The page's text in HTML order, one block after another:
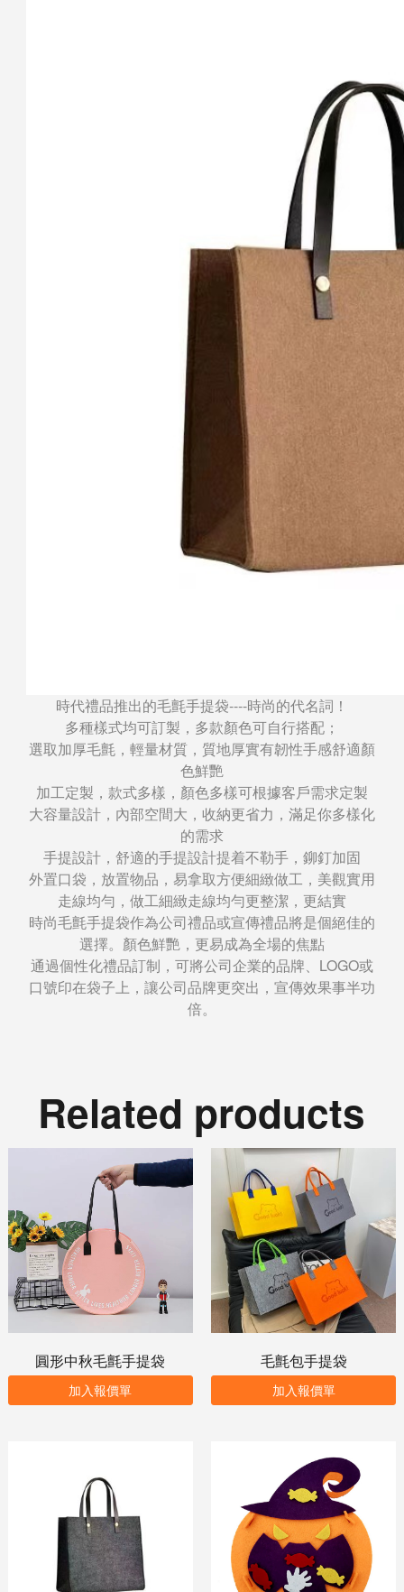
時代禮品推出的毛氈手提袋----時尚的代名詞！
多種樣式均可訂製，多款顏色可自行搭配；
選取加厚毛氈，輕量材質，質地厚實有韌性手感舒適顏
色鮮艷
加工定製，款式多樣，顏色多樣可根據客戶需求定製
大容量設計，內部空間大，收納更省力，滿足你多樣化
的需求
手提設計，舒適的手提設計提着不勒手，鉚釘加固
外置口袋，放置物品，易拿取方便細緻做工，美觀實用
走線均勻，做工細緻走線均勻更整潔，更結實
時尚毛氈手提袋作為公司禮品或宣傳禮品將是個絕佳的
選擇。顏色鮮艷，更易成為全場的焦點
通過個性化禮品訂制，可將公司企業的品牌、LOGO或
口號印在袋子上，讓公司品牌更突出，宣傳效果事半功
倍。
Related products
圓形中秋毛氈手提袋
加入報價單
毛氈包手提袋
加入報價單